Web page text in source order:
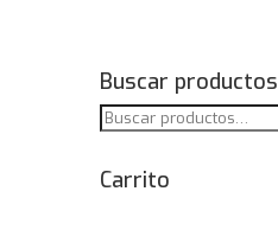
Buscar productos
Buscar
Carrito